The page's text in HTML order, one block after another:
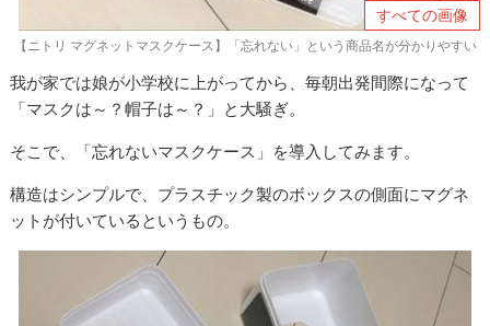
すべての画像
【ニトリ マグネットマスクケース】「忘れない」という商品名が分かりやすい
我が家では娘が小学校に上がってから、毎朝出発間際になって
「マスクは～？帽子は～？」と大騒ぎ。
そこで、「忘れないマスクケース」を導入してみます。
構造はシンプルで、プラスチック製のボックスの側面にマグネ
ットが付いているというもの。